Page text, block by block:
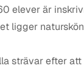
elever är
ligger
strävar efter